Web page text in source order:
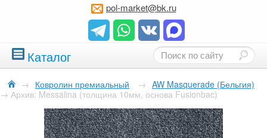
pol-market@bk.ru
Каталог
→ Ковролин премиальный → AW Masquerade (Бельгия)
→ Архив: Messalina (толщина 10мм, основа Fusionbac)